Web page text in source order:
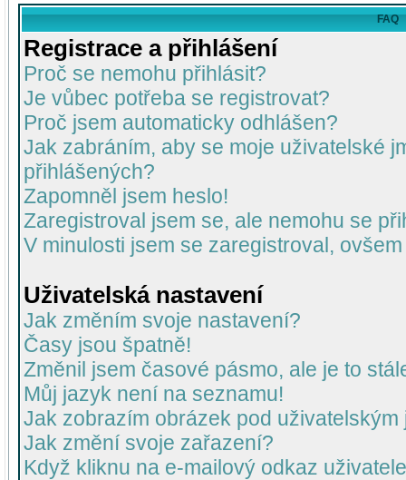
FAQ
Registrace a přihlášení
Proč se nemohu přihlásit?
Je vůbec potřeba se registrovat?
Proč jsem automaticky odhlášen?
Jak zabráním, aby se moje uživatelské
přihlášených?
Zapomněl jsem heslo!
Zaregistroval jsem se, ale nemohu se
V minulosti jsem se zaregistroval,
Uživatelská nastavení
Jak změním svoje nastavení?
Časy jsou špatně!
Změnil jsem časové pásmo, ale je to
Můj jazyk není na seznamu!
Jak zobrazím obrázek pod uživatelským
Jak změní svoje zařazení?
Když kliknu na e-mailový odkaz